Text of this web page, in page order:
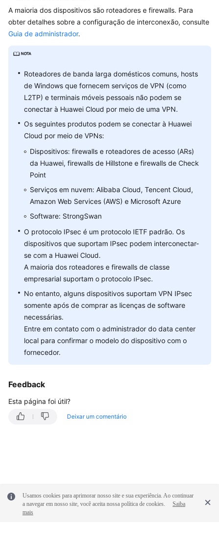
Consultoria
geral
Rede
aplicação
Cobrança
e
pagamentos
Operações
no
console
Negociação
e
de
VPN
Falha
de
ping
Endereços
públicos
Configurações
rota
de
VPN
A maioria dos dispositivos são roteadores e firewalls. Para
obter detalhes sobre a configuração de interconexão, consulte
Guia de administrador.
Roteadores de banda larga domésticos comuns, hosts
de Windows que fornecem serviços de VPN (como
L2TP) e terminais móveis pessoais não podem se
conectar à Huawei Cloud por meio de uma VPN.
Os seguintes produtos podem se conectar à Huawei
Cloud por meio de VPNs:
Dispositivos: firewalls e roteadores de acesso (ARs)
da Huawei, firewalls de Hillstone e firewalls de Check
Point
Serviços em nuvem: Alibaba Cloud, Tencent Cloud,
Amazon Web Services (AWS) e Microsoft Azure
Software: StrongSwan
O protocolo IPsec é um protocolo IETF padrão. Os
dispositivos que suportam IPsec podem interconectar-
se com a Huawei Cloud.
A maioria dos roteadores e firewalls de classe
empresarial suportam o protocolo IPsec.
No entanto, alguns dispositivos suportam VPN IPsec
somente após de comprar as licenças de software
necessárias.
Entre em contato com o administrador do data center
local para confirmar o modelo do dispositivo com o
fornecedor.
Feedback
Esta página foi útil?
Deixar um comentário
Usamos cookies para aprimorar nosso site e sua experiência. Ao continuar
a navegar em nosso site, você aceita nossa política de cookies.
Saiba
mais